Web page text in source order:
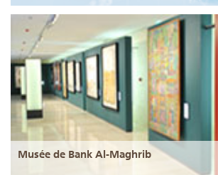
Musée de Bank Al-Maghrib